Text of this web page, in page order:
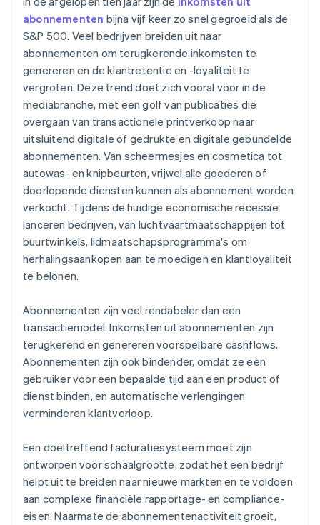
abonnementen bijna vijf keer zo snel gegroeid als de
S&P 500. Veel bedrijven breiden uit naar
abonnementen om terugkerende inkomsten te
genereren en de klantretentie en -loyaliteit te
vergroten. Deze trend doet zich vooral voor in de
mediabranche, met een golf van publicaties die
overgaan van transactionele printverkoop naar
uitsluitend digitale of gedrukte en digitale gebundelde
abonnementen. Van scheermesjes en cosmetica tot
autowas- en knipbeurten, vrijwel alle goederen of
doorlopende diensten kunnen als abonnement worden
verkocht. Tijdens de huidige economische recessie
lanceren bedrijven, van luchtvaartmaatschappijen tot
buurtwinkels, lidmaatschapsprogramma's om
herhalingsaankopen aan te moedigen en klantloyaliteit
te belonen.
Abonnementen zijn veel rendabeler dan een
transactiemodel. Inkomsten uit abonnementen zijn
terugkerend en genereren voorspelbare cashflows.
Abonnementen zijn ook bindender, omdat ze een
gebruiker voor een bepaalde tijd aan een product of
dienst binden, en automatische verlengingen
verminderen klantverloop.
Een doeltreffend facturatiesysteem moet zijn
ontworpen voor schaalgrootte, zodat het een bedrijf
helpt uit te breiden naar nieuwe markten en te voldoen
aan complexe financiële rapportage- en compliance-
eisen. Naarmate de abonnementenactiviteit groeit,